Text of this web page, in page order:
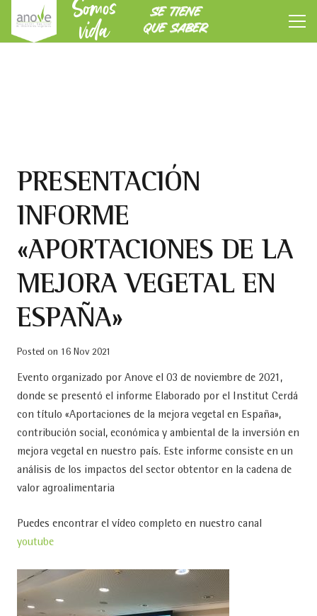
Somos
vida
SE TIENE
QUE SABER
PRESENTACIÓN
INFORME
«APORTACIONES DE LA
MEJORA VEGETAL EN
ESPAÑA»
Posted on 16 Nov 2021
Evento organizado por Anove el 03 de noviembre de 2021,
donde se presentó el informe Elaborado por el Institut Cerdá
con título «Aportaciones de la mejora vegetal en España»,
contribución social, económica y ambiental de la inversión en
mejora vegetal en nuestro país. Este informe consiste en un
análisis de los impactos del sector obtentor en la cadena de
valor agroalimentaria
Puedes encontrar el vídeo completo en nuestro canal
youtube